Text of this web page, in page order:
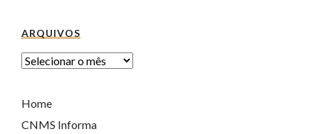
ARQUIVOS
Home
CNMS Informa